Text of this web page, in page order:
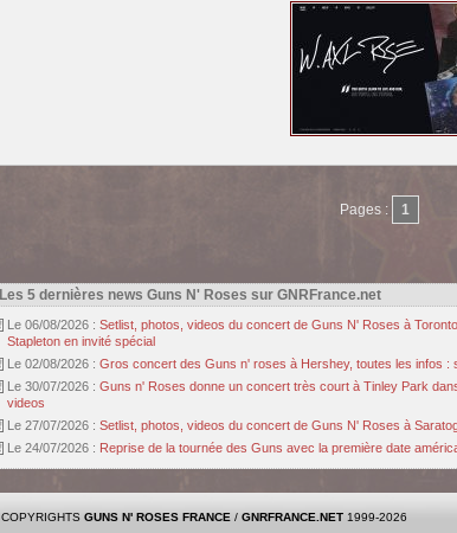
Pages : 1
Les 5 dernières news Guns N' Roses sur GNRFrance.net
Le 06/08/2026 : Setlist, photos, videos du concert de Guns N' Roses à
Stapleton en invité spécial
Le 02/08/2026 : Gros concert des Guns n' roses à Hershey, toutes les infos :
Le 30/07/2026 : Guns n' Roses donne un concert très court à Tinley Park
videos
Le 27/07/2026 : Setlist, photos, videos du concert de Guns N' Roses à
Le 24/07/2026 : Reprise de la tournée des Guns avec la première date
COPYRIGHTS GUNS N' ROSES FRANCE / GNRFRANCE.NET 1999-2026